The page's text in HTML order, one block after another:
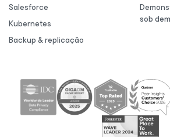
Salesforce
Kubernetes
Backup & replicação
sob